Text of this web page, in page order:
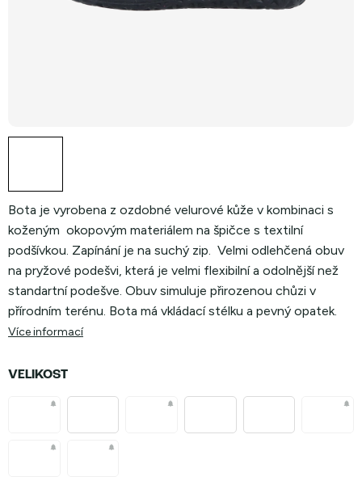
Bota je vyrobena z ozdobné velurové kůže v kombinaci s
koženým okopovým materiálem na špičce s textilní
podšívkou. Zapínání je na suchý zip. Velmi odlehčená obuv
na pryžové podešvi, která je velmi flexibilní a odolnější než
standartní podešve. Obuv simuluje přirozenou chůzi v
přírodním terénu. Bota má vkládací stélku a pevný opatek.
Více informací
VELIKOST